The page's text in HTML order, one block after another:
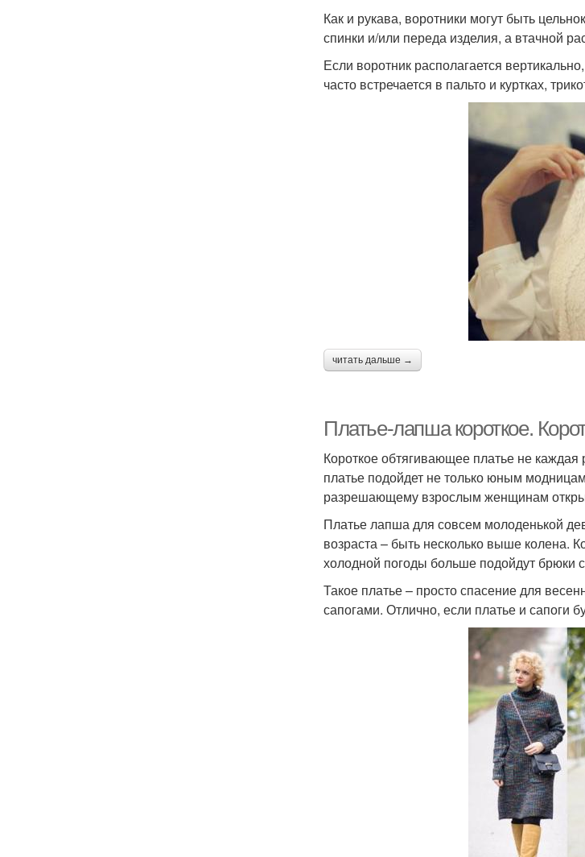
Как и рукава, воротники могут быть
спинки и/или переда изделия, а втачной
Если воротник располагается
часто встречается в пальто и куртках,
читать дальше →
Платье-лапша короткое.
Короткое обтягивающее платье не
платье подойдет не только юным
разрешающему взрослым женщинам
Платье лапша для совсем молоденькой
возраста – быть несколько выше колена.
холодной погоды больше подойдут брюки
Такое платье – просто спасение для
сапогами. Отлично, если платье и сапоги